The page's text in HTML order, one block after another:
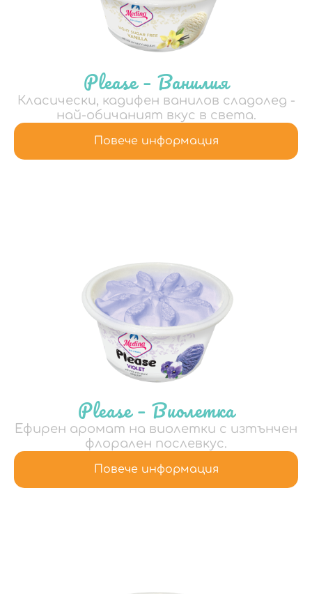
Please – Ванилия
Класически, кадифен ванилов сладолед -
най-обичаният вкус в света.
Повече информация
Please – Виолетка
Ефирен аромат на виолетки с изтънчен
флорален послевкус.
Повече информация